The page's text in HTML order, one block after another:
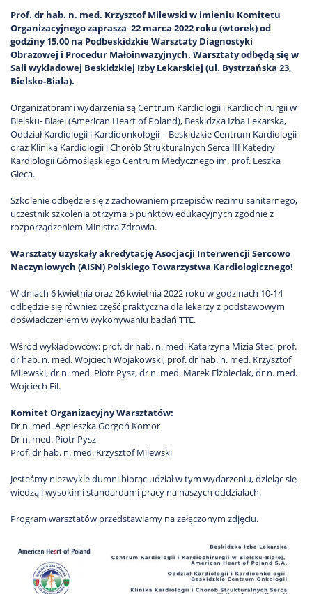
Prof. dr hab. n. med. Krzysztof Milewski w imieniu Komitetu
Organizacyjnego zaprasza 22 marca 2022 roku (wtorek) od
godziny 15.00 na Podbeskidzkie Warsztaty Diagnostyki
Obrazowej i Procedur Małoinwazyjnych. Warsztaty odbędą się w
Sali wykładowej Beskidzkiej Izby Lekarskiej (ul. Bystrzańska 23,
Bielsko-Biała).
Organizatorami wydarzenia są Centrum Kardiologii i Kardiochirurgii w
Bielsku- Białej (American Heart of Poland), Beskidzka Izba Lekarska,
Oddział Kardiologii i Kardioonkologii – Beskidzkie Centrum Kardiologii
oraz Klinika Kardiologii i Chorób Strukturalnych Serca III Katedry
Kardiologii Górnośląskiego Centrum Medycznego im. prof. Leszka
Gieca.
Szkolenie odbędzie się z zachowaniem przepisów reżimu sanitarnego,
uczestnik szkolenia otrzyma 5 punktów edukacyjnych zgodnie z
rozporządzeniem Ministra Zdrowia.
Warsztaty uzyskały akredytację Asocjacji Interwencji Sercowo
Naczyniowych (AISN) Polskiego Towarzystwa Kardiologicznego!
W dniach 6 kwietnia oraz 26 kwietnia 2022 roku w godzinach 10-14
odbędzie się również część praktyczna dla lekarzy z podstawowym
doświadczeniem w wykonywaniu badań TTE.
Wśród wykładowców: prof. dr hab. n. med. Katarzyna Mizia Stec, prof.
dr hab. n. med. Wojciech Wojakowski, prof. dr hab. n. med. Krzysztof
Milewski, dr n. med. Piotr Pysz, dr n. med. Marek Elżbieciak, dr n. med.
Wojciech Fil.
Komitet Organizacyjny Warsztatów:
Dr n. med. Agnieszka Gorgoń Komor
Dr n. med. Piotr Pysz
Prof. dr hab. n. med. Krzysztof Milewski
Jesteśmy niezwykle dumni biorąc udział w tym wydarzeniu, dzieląc się
wiedzą i wysokimi standardami pracy na naszych oddziałach.
Program warsztatów przedstawiamy na załączonym zdjęciu.